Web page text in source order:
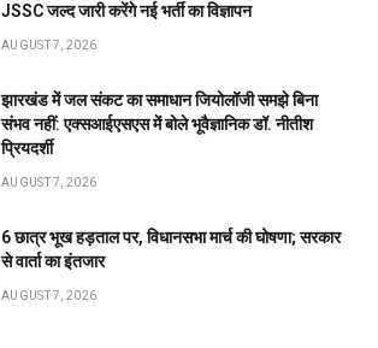
JSSC जल्द जारी करेंगे नई भर्ती का विज्ञापन
AUGUST 7, 2026
झारखंड में जल संकट का समाधान जियोलॉजी समझे बिना
संभव नहीं: एक्सआईएसएस में बोले भूवैज्ञानिक डॉ. नीतीश
प्रियदर्शी
AUGUST 7, 2026
6 छात्र भूख हड़ताल पर, विधानसभा मार्च की घोषणा; सरकार
से वार्ता का इंतजार
AUGUST 7, 2026